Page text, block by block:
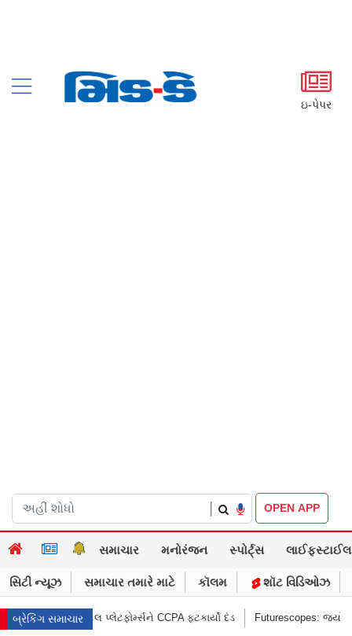
ઇ-પેપર
OPEN APP
સમાચાર મનોરંજન સ્પોર્ટ્સ લાઈફસ્ટાઈલ
સિટી ન્યૂઝ સમાચાર તમારે માટે કૉલમ શૉટ વિડિઓઝ
બ્રેકિંગ સમાચાર
CCPA ફટકાર્યો દંડ Futurescopes: જ્યોતિષશાસ્ત્ર અને નક્ષત્રો,